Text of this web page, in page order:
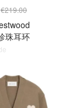
€219.00
珠耳环